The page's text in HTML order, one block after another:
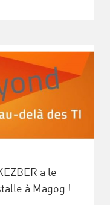
a le
à Magog !